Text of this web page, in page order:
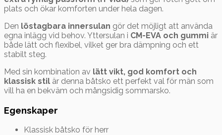
plats och ökar komforten under hela dagen.
Den löstagbara innersulan gör det möjligt att använda
egna inlägg vid behov. Yttersulan i CM-EVA och gummi är
både lätt och flexibel, vilket ger bra dämpning och ett
stabilt steg.
Med sin kombination av lätt vikt, god komfort och
klassisk stil är denna båtsko ett perfekt val för män som
vill ha en bekväm och mångsidig sommarsko.
Egenskaper
Klassisk båtsko för herr